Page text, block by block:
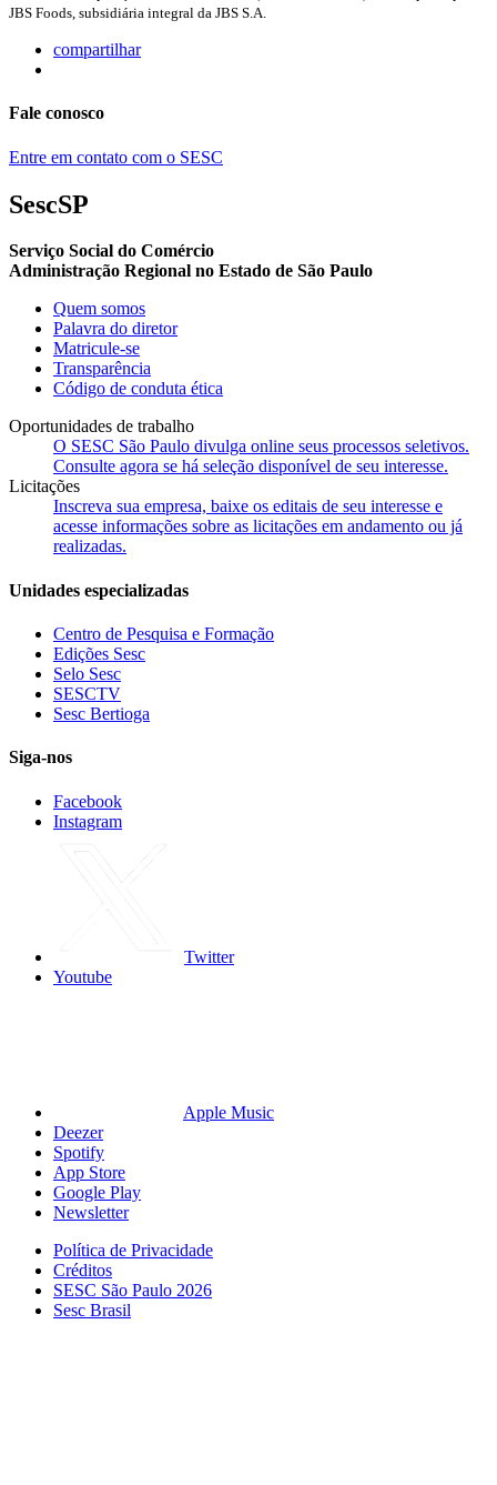
JBS Foods, subsidiária integral da JBS S.A.
compartilhar
Fale conosco
Entre em contato com o SESC
SescSP
Serviço Social do Comércio
Administração Regional no Estado de São Paulo
Quem somos
Palavra do diretor
Matricule-se
Transparência
Código de conduta ética
Oportunidades de trabalho
O SESC São Paulo divulga online seus processos seletivos.
Consulte agora se há seleção disponível de seu interesse.
Licitações
Inscreva sua empresa, baixe os editais de seu interesse e
acesse informações sobre as licitações em andamento ou já
realizadas.
Unidades especializadas
Centro de Pesquisa e Formação
Edições Sesc
Selo Sesc
SESCTV
Sesc Bertioga
Siga-nos
Facebook
Instagram
Twitter
Youtube
Apple Music
Deezer
Spotify
App Store
Google Play
Newsletter
Política de Privacidade
Créditos
SESC São Paulo 2026
Sesc Brasil